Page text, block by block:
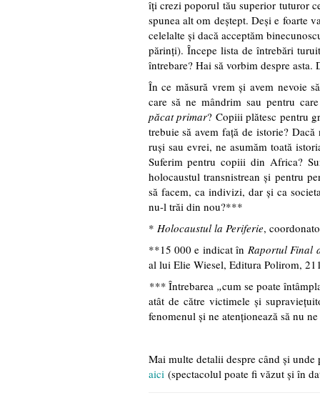
îți crezi poporul tău superior tuturor
spunea alt om deștept. Deși e foarte
celelalte și dacă acceptăm
părinți). Începe lista de întrebări
întrebare? Hai să vorbim despre asta.
În ce măsură vrem și avem nevoie
care să ne mândrim sau pentru
păcat primar? Copiii plătesc pentru
trebuie să avem față de istorie?
ruși sau evrei, ne asumăm toată
Suferim pentru copiii din Africa?
holocaustul transnistrean și pentru
să facem, ca indivizi, dar și ca
nu-l trăi din nou?***
* Holocaustul la Periferie,
**15 000 e indicat în Raportul Final
al lui Elie Wiesel, Editura Polirom,
*** Întrebarea„cum se poate
atât de către victimele și
fenomenul și ne atenționează să nu
Mai multe detalii despre când și unde
aici(spectacolul poate fi văzut și în